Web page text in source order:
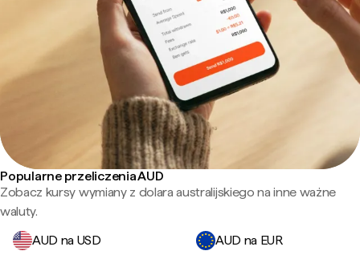
Popularne przeliczenia AUD
Zobacz kursy wymiany z dolara australijskiego na inne ważne
waluty.
AUD na USD
AUD na EUR